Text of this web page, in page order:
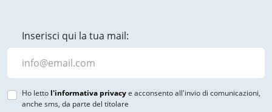
Inserisci qui la tua mail:
Ho letto l'informativa privacye acconsento all'invio di comunicazioni,
anche sms, da parte del titolare